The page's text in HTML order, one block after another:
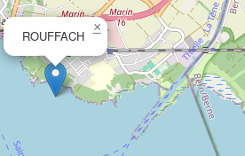
ROUFFACH
×